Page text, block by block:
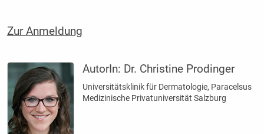
Zur Anmeldung
AutorIn: Dr. Christine Prodinger
Universitätsklinik für Dermatologie, Paracelsus
­Medizinische Privatuniversität Salzburg